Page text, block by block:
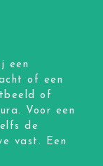
een
of een
of
Voor een
de
vast. Een